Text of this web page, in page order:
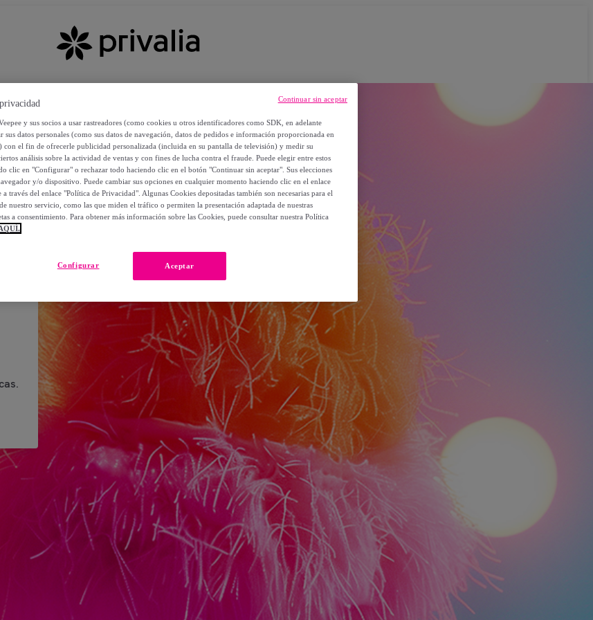
y sus socios a usar rastreadores (como cookies u otros identificadores como SDK, en adelante
sus datos personales (como sus datos de navegación, datos de pedidos e información proporcionada en
con el fin de ofrecerle publicidad personalizada (incluida en su pantalla de televisión) y medir su
análisis sobre la actividad de ventas y con fines de lucha contra el fraude. Puede elegir entre estos
clic en "Configurar" o rechazar todo haciendo clic en el botón "Continuar sin aceptar". Sus elecciones
y/o dispositivo. Puede cambiar sus opciones en cualquier momento haciendo clic en el enlace
través del enlace "Política de Privacidad". Algunas Cookies depositadas también son necesarias para el
nuestro servicio, como las que miden el tráfico o permiten la presentación adaptada de nuestras
a consentimiento. Para obtener más información sobre las Cookies, puede consultar nuestra Política
Aceptar
Configurar
Continuar sin aceptar